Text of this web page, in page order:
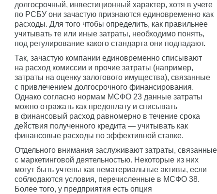
долгосрочный, инвестиционный характер, хотя в учете
по РСБУ они зачастую признаются единовременно как
расходы. Для того чтобы определить, как правильнее
учитывать те или иные затраты, необходимо понять,
под регулирование какого стандарта они подпадают.
Так, зачастую компании единовременно списывают
на расход комиссии и прочие затраты (например,
затраты на оценку залогового имущества), связанные
с привлечением долгосрочного финансирования.
Однако согласно нормам МСФО 23 данные затраты
можно отражать как предоплату и списывать
в финансовый расход равномерно в течение срока
действия полученного кредита — учитывать как
финансовые расходы по эффективной ставке.
Отдельного внимания заслуживают затраты, связанные
с маркетинговой деятельностью. Некоторые из них
могут быть учтены как нематериальные активы, если
соблюдаются условия, перечисленные в МСФО 38.
Более того, у предприятия есть опция